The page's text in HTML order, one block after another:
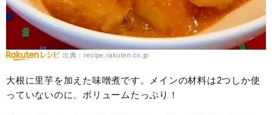
出典：recipe.rakuten.co.jp
大根に里芋を加えた味噌煮です。メインの材料は2つしか使
っていないのに、ボリュームたっぷり！